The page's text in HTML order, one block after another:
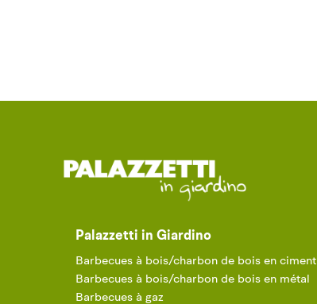
Palazzetti in Giardino
Barbecues à bois/charbon de bois en ciment
Barbecues à bois/charbon de bois en métal
Barbecues à gaz